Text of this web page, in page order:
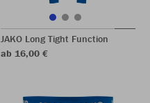
JAKO Long Tight Function
ab 16,00 €